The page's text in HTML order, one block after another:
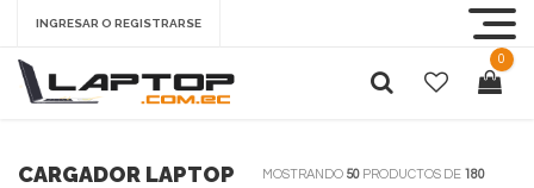
INGRESAR O REGISTRARSE
0
CARGADOR LAPTOP MOSTRANDO 50 PRODUCTOS DE 180